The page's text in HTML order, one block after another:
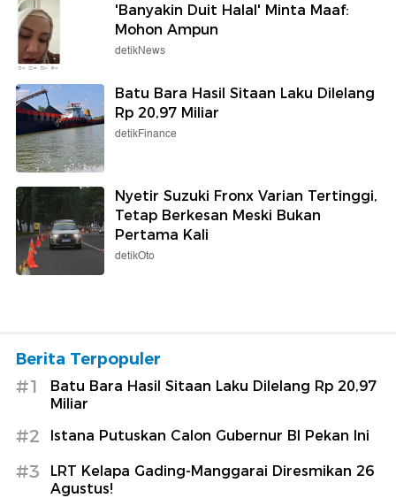
'Banyakin Duit Halal' Minta Maaf:
Mohon Ampun
detikNews
Batu Bara Hasil Sitaan Laku Dilelang
Rp 20,97 Miliar
detikFinance
Nyetir Suzuki Fronx Varian Tertinggi,
Tetap Berkesan Meski Bukan
Pertama Kali
detikOto
Berita Terpopuler
#1
Batu Bara Hasil Sitaan Laku Dilelang Rp 20,97
Miliar
#2 Istana Putuskan Calon Gubernur BI Pekan Ini
#3
LRT Kelapa Gading-Manggarai Diresmikan 26
Agustus!